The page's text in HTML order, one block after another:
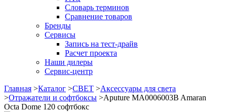
Словарь терминов
Сравнение товаров
Бренды
Сервисы
Запись на тест-драйв
Расчет проекта
Наши дилеры
Сервис-центр
Главная >Каталог >СВЕТ >Аксессуары для света
>Отражатели и софтбоксы >Aputure MA0006003B Amaran
Octa Dome 120 софтбокс